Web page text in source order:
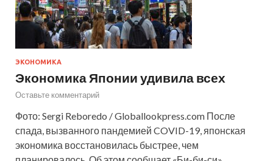
ЭКОНОМИКА
Экономика Японии удивила всех
Оставьте комментарий
Фото: Sergi Reboredo / Globallookpress.com После
спада, вызванного пандемией COVID-19, японская
экономика восстановилась быстрее, чем